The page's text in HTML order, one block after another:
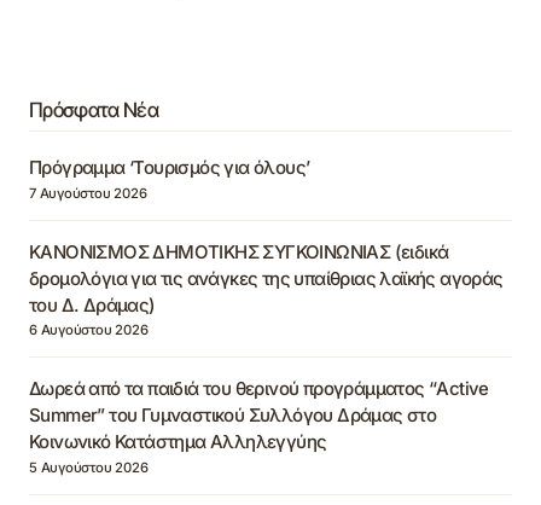
Πρόσφατα Νέα
Πρόγραμμα ‘Τουρισμός για όλους’
7 Αυγούστου 2026
ΚΑΝΟΝΙΣΜΟΣ ΔΗΜΟΤΙΚΗΣ ΣΥΓΚΟΙΝΩΝΙΑΣ (ειδικά
δρομολόγια για τις ανάγκες της υπαίθριας λαϊκής αγοράς
του Δ. Δράμας)
6 Αυγούστου 2026
Δωρεά από τα παιδιά του θερινού προγράμματος “Active
Summer” του Γυμναστικού Συλλόγου Δράμας στο
Κοινωνικό Κατάστημα Αλληλεγγύης
5 Αυγούστου 2026